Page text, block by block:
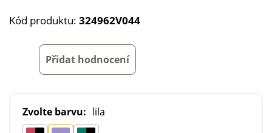
Kód produktu: 324962V044
Přidat hodnocení
Zvolte barvu: lila